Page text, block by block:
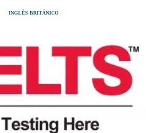
INGLÉS BRITÁNICO